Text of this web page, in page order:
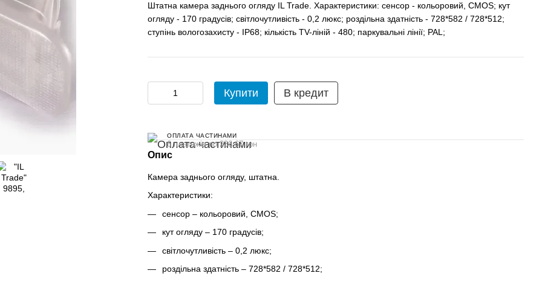
Штатна камера заднього огляду IL Trade. Характеристики: сенсор - кольоровий, CMOS; кут
огляду - 170 градусів; світлочутливість - 0,2 люкс; роздільна здатність - 728*582 / 728*512;
ступінь вологозахисту - IP68; кількість TV-ліній - 480; паркувальні лінії; PAL;
Купити В кредит
ОПЛАТА ЧАСТИНАМИ
6 платежів по 236.67 грн
Опис
Камера заднього огляду, штатна.
Характеристики:
сенсор – кольоровий, CMOS;
кут огляду – 170 градусів;
світлочутливість – 0,2 люкс;
роздільна здатність – 728*582 / 728*512;